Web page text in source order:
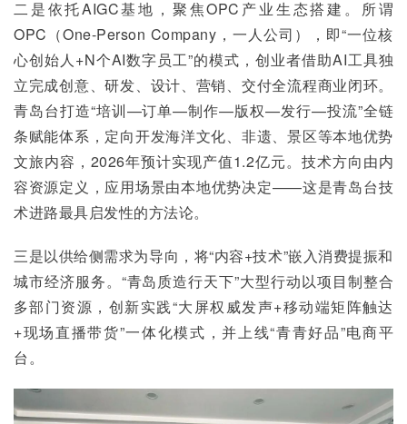
二是依托AIGC基地，聚焦OPC产业生态搭建。所谓
OPC（One-Person Company，一人公司），即“一位核
心创始人+N个AI数字员工”的模式，创业者借助AI工具独
立完成创意、研发、设计、营销、交付全流程商业闭环。
青岛台打造“培训—订单—制作—版权—发行—投流”全链
条赋能体系，定向开发海洋文化、非遗、景区等本地优势
文旅内容，2026年预计实现产值1.2亿元。技术方向由内
容资源定义，应用场景由本地优势决定——这是青岛台技
术进路最具启发性的方法论。
三是以供给侧需求为导向，将“内容+技术”嵌入消费提振和
城市经济服务。“青岛质造行天下”大型行动以项目制整合
多部门资源，创新实践“大屏权威发声+移动端矩阵触达
+现场直播带货”一体化模式，并上线“青青好品”电商平
台。